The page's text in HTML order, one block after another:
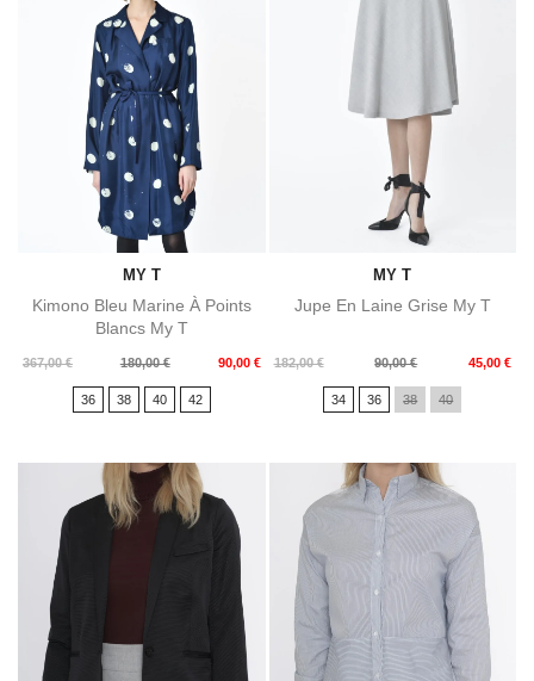
MY T
Kimono Bleu Marine À Points
Blancs My T
367,00 €
Prix
180,00 € 90,00 €
Prix
36 38 40 42
MY T
Jupe En Laine Grise My T
182,00 €
Prix
90,00 € 45,00 €
Prix
34 36 38 40